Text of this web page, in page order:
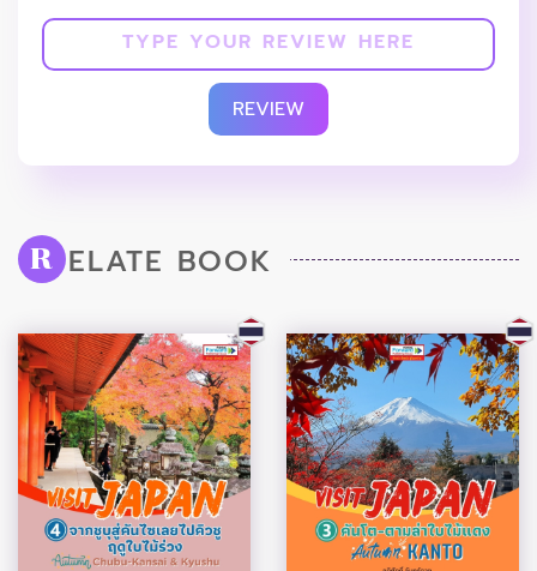
REVIEW
R ELATE BOOK